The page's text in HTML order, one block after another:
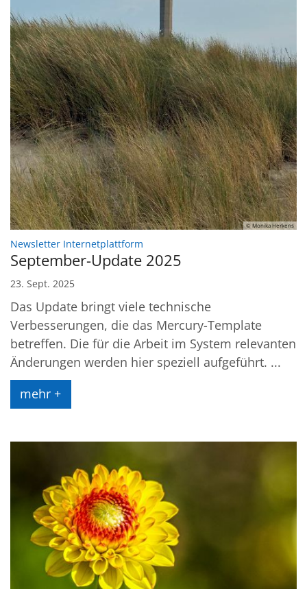
© Monika Herkens
Newsletter Internetplattform
September-Update 2025
23. Sept. 2025
Das Update bringt viele technische
Verbesserungen, die das Mercury-Template
betreffen. Die für die Arbeit im System relevanten
Änderungen werden hier speziell aufgeführt. ...
mehr +